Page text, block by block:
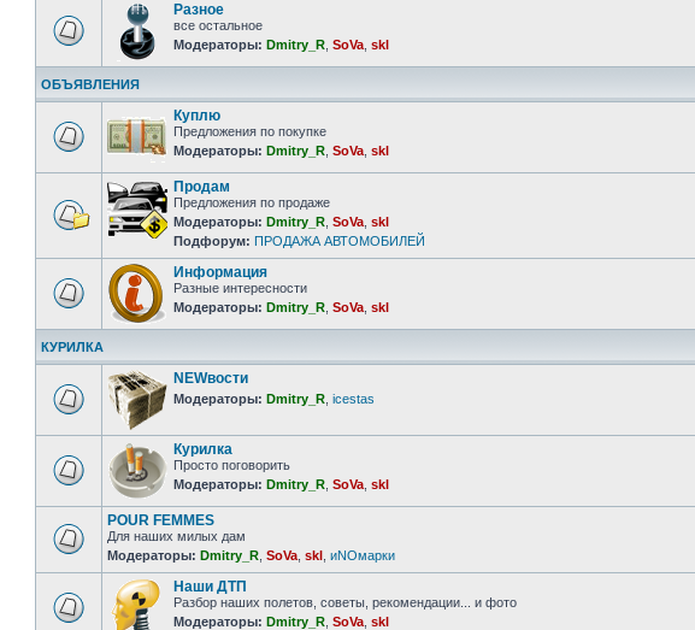
Разное
все остальное
Модераторы: Dmitry_R SoVa skl
ОБЪЯВЛЕНИЯ
Куплю
Предложения по покупке
Модераторы: Dmitry_R SoVa skl
Продам
Предложения по продаже
Модераторы: Dmitry_R SoVa skl
Подфорум: ПРОДАЖА АВТОМОБИЛЕЙ
Информация
Разные интересности
Модераторы: Dmitry_R SoVa skl
КУРИЛКА
NEWвости
Модераторы: Dmitry_R icestas
Курилка
Просто поговорить
Модераторы: Dmitry_R SoVa skl
POUR FEMMES
Для наших милых дам
Модераторы: Dmitry_R SoVa skl иNOмарки
Наши ДТП
Разбор наших полетов, советы, рекомендации... и фото
Модераторы: Dmitry_R SoVa skl